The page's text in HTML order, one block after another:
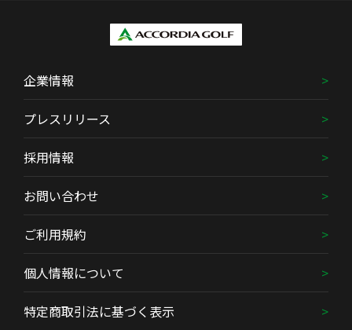
企業情報
プレスリリース
採用情報
お問い合わせ
ご利用規約
個人情報について
特定商取引法に基づく表示